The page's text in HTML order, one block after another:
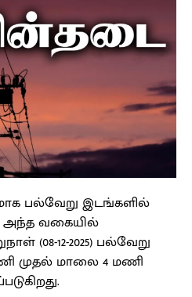
பல்வேறு இடங்களில்
அந்த வகையில்
(08-12-2025) பல்வேறு
முதல் மாலை 4 மணி